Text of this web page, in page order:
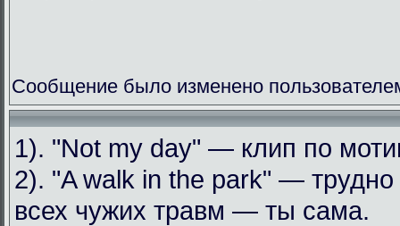
Сообщение было изменено
1). "Not my day" — клип по
2). "A walk in the park" —
всех чужих травм — ты сама.